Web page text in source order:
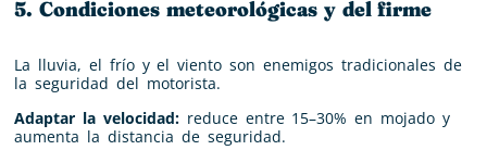
5. Condiciones meteorológicas y del firme
La lluvia, el frío y el viento son enemigos tradicionales de
la seguridad del motorista.
Adaptar la velocidad:reduce entre 15–30% en mojado y
aumenta la distancia de seguridad.